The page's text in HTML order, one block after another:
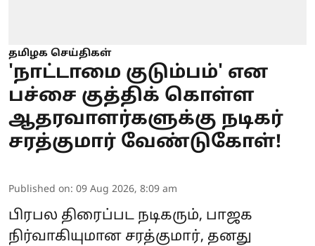
தமிழக செய்திகள்
'நாட்டாமை குடும்பம்' என
பச்சை குத்திக் கொள்ள
ஆதரவாளர்களுக்கு நடிகர்
சரத்குமார் வேண்டுகோள்!
Published on: 09 Aug 2026, 8:09 am
பிரபல திரைப்பட நடிகரும், பாஜக
நிர்வாகியுமான சரத்குமார், தனது